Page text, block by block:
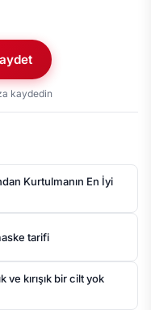
kaydedin
Kurtulmanın En İyi
tarifi
ve kırışık bir cilt yok